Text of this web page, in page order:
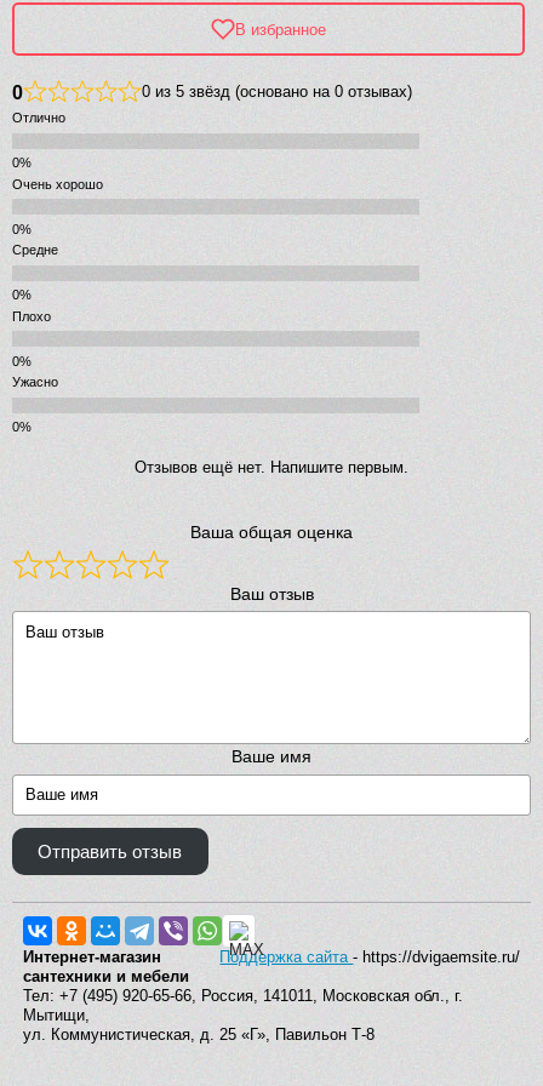
В избранное
0 0 из 5 звёзд (основано на 0 отзывах)
Отлично
Очень хорошо
Средне
Плохо
Ужасно
Отзывов ещё нет. Напишите первым.
Ваша общая оценка
Ваш отзыв
Ваше имя
Отправить отзыв
Поддержка сайта- https://dvigaemsite.ru/
Интернет-магазин
сантехники и мебели
Тел: +7 (495) 920-65-66, Россия, 141011, Московская обл., г.
Мытищи,
ул. Коммунистическая, д. 25 «Г», Павильон Т-8